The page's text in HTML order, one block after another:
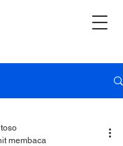
membaca